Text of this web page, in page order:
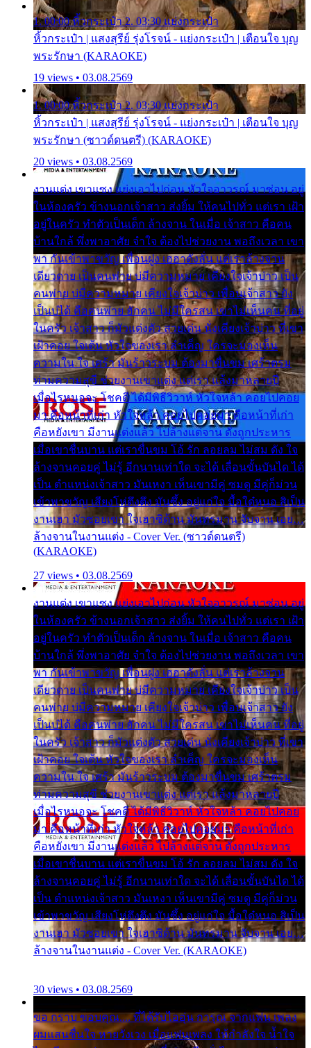
1. 00:00 หิ้วกระเป๋า 2. 03:30 แย่งกระเป๋า
หิ้วกระเป๋า | แสงสุรีย์ รุ่งโรจน์ - แย่งกระเป๋า | เตือนใจ บุญ
พระรักษา (KARAOKE)
19 views • 03.08.2569
1. 00:00 หิ้วกระเป๋า 2. 03:30 แย่งกระเป๋า
หิ้วกระเป๋า | แสงสุรีย์ รุ่งโรจน์ - แย่งกระเป๋า | เตือนใจ บุญ
พระรักษา (ซาวด์ดนตรี) (KARAOKE)
20 views • 03.08.2569
งานแต่ง เขาแซง แย่งเอาไปก่อน หัวใจอาวรณ์ มาซ่อน อยู่
ในห้องครัว ข้างนอกเจ้าสาว ส่งยิ้ม ให้คนไปทั่ว แต่เรา เฝ้า
อยู่ในครัว ทำตัวเป็นเด็ก ล้างจาน ในเมื่อ เจ้าสาว คือคน
บ้านใกล้ พึ่งพาอาศัย จำใจ ต้องไปช่วยงาน พอถึงเวลา เขา
พา กันเข้าพาขวัญ เพื่อนฝูง เฮฮาดังลั่น แต่เราล้างจาน
เดียวดาย เป็นคนพ่าย บ่มีความหมาย เคียงใจเจ้าบ่าว เป็น
คนพ่าย บ่มีความหมาย เคียงใจเจ้าบ่าว เพื่อนเจ้าสาว ยัง
เป็นบ่ได้ คือคนพ่าย ฮักคน ไม่มีใครสน เขาไม่เห็นคน ที่อยู่
ในครัว เจ้าสาว ก็มัวแต่งตัว สวยเด่น นั่งเคียงเจ้าบ่าว ที่เขา
เฝ้าคอย ใจเต้น หัวใจของเรา ลำเค็ญ ใครจะมองเห็น
ความใน ใจ เศร้า มันร้าวระบม ต้องมาขื่นขม เศร้าตรม
ท่ามความสุขี ช่วยงานเขาแต่ง แต่เรา แล้งมาหลายปี
เมื่อไรหนอจะ โชคดี ได้มีพิธีวิวาห์ หัวใจหล้า คอยไปคอย
มา คือหน้าที่เก่า หัวใจหล้า คอยไปคอยมา คือหน้าที่เก่า
คือหยังเขา มีงานแต่งแล้ว ไปล้างแต่จาน ดั่งถูกประหาร
เมื่อเขาชื่นบาน แต่เราขื่นขม โอ้ รัก ลอยลม ไม่สม ดัง ใจ
ล้างจานคอยคู่ ไม่รู้ อีกนานเท่าใด จะได้ เลื่อนขั้นบันได ได้
เป็น ตำแหน่งเจ้าสาว มันเหงา เห็นเขามีคู่ ซมดู มีคู่ก็ม่วน
เข้าพาขวัญ เสียงโห่ตึงตึง มันซึ้ง อยู่แก่ใจ มื้อใด๋หนอ สิเป็น
งานเฮา มัวซอยเขา ใจเฮาซิด้าน มันทรมาน จับจาน เอย…
ล้างจานในงานแต่ง - Cover Ver. (ซาวด์ดนตรี)
(KARAOKE)
27 views • 03.08.2569
งานแต่ง เขาแซง แย่งเอาไปก่อน หัวใจอาวรณ์ มาซ่อน อยู่
ในห้องครัว ข้างนอกเจ้าสาว ส่งยิ้ม ให้คนไปทั่ว แต่เรา เฝ้า
อยู่ในครัว ทำตัวเป็นเด็ก ล้างจาน ในเมื่อ เจ้าสาว คือคน
บ้านใกล้ พึ่งพาอาศัย จำใจ ต้องไปช่วยงาน พอถึงเวลา เขา
พา กันเข้าพาขวัญ เพื่อนฝูง เฮฮาดังลั่น แต่เราล้างจาน
เดียวดาย เป็นคนพ่าย บ่มีความหมาย เคียงใจเจ้าบ่าว เป็น
คนพ่าย บ่มีความหมาย เคียงใจเจ้าบ่าว เพื่อนเจ้าสาว ยัง
เป็นบ่ได้ คือคนพ่าย ฮักคน ไม่มีใครสน เขาไม่เห็นคน ที่อยู่
ในครัว เจ้าสาว ก็มัวแต่งตัว สวยเด่น นั่งเคียงเจ้าบ่าว ที่เขา
เฝ้าคอย ใจเต้น หัวใจของเรา ลำเค็ญ ใครจะมองเห็น
ความใน ใจ เศร้า มันร้าวระบม ต้องมาขื่นขม เศร้าตรม
ท่ามความสุขี ช่วยงานเขาแต่ง แต่เรา แล้งมาหลายปี
เมื่อไรหนอจะ โชคดี ได้มีพิธีวิวาห์ หัวใจหล้า คอยไปคอย
มา คือหน้าที่เก่า หัวใจหล้า คอยไปคอยมา คือหน้าที่เก่า
คือหยังเขา มีงานแต่งแล้ว ไปล้างแต่จาน ดั่งถูกประหาร
เมื่อเขาชื่นบาน แต่เราขื่นขม โอ้ รัก ลอยลม ไม่สม ดัง ใจ
ล้างจานคอยคู่ ไม่รู้ อีกนานเท่าใด จะได้ เลื่อนขั้นบันได ได้
เป็น ตำแหน่งเจ้าสาว มันเหงา เห็นเขามีคู่ ซมดู มีคู่ก็ม่วน
เข้าพาขวัญ เสียงโห่ตึงตึง มันซึ้ง อยู่แก่ใจ มื้อใด๋หนอ สิเป็น
งานเฮา มัวซอยเขา ใจเฮาซิด้าน มันทรมาน จับจาน เอย…
ล้างจานในงานแต่ง - Cover Ver. (KARAOKE)
30 views • 03.08.2569
ขอ กราบ ขอบคุณ.... ที่ได้รับไออุ่น การุณ จากแฟน เพลง
ผมแสนชื่นใจ หายวังเวง เมื่อแฟนเพลง ให้กำลังใจ น้ำใจ